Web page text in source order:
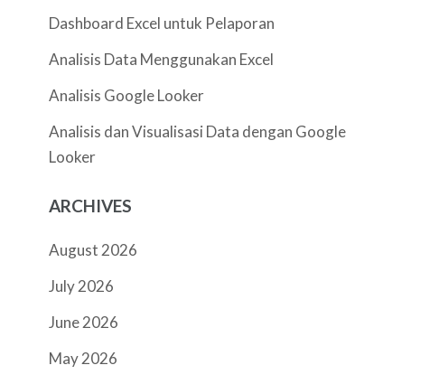
Dashboard Excel untuk Pelaporan
Analisis Data Menggunakan Excel
Analisis Google Looker
Analisis dan Visualisasi Data dengan Google
Looker
ARCHIVES
August 2026
July 2026
June 2026
May 2026